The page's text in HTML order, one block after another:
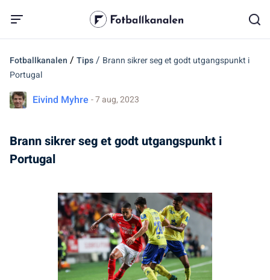
Fotballkanalen / Tips/ Brann sikrer seg et godt utgangspunkt i
Portugal
Eivind Myhre - 7 aug, 2023
Brann sikrer seg et godt utgangspunkt i
Portugal